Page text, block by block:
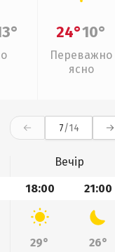
24°10°
Переважно
ясно
7/14
Вечір
18:00 21:00
29°
26°